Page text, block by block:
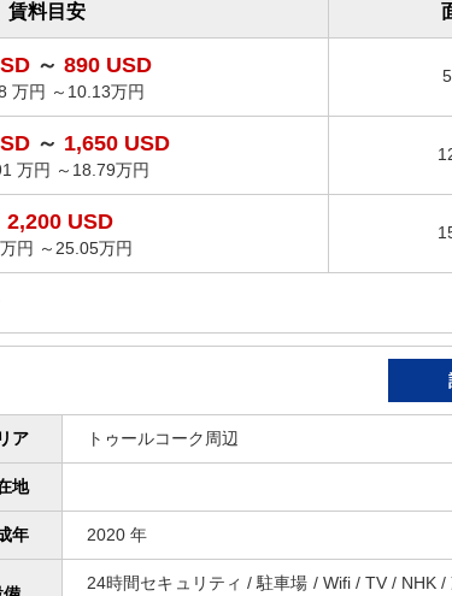
賃料目安
～ 890 USD
万円 ～10.13万円
～ 1,650 USD
万円 ～18.79万円
2,200 USD
円 ～25.05万円
ア トゥールコーク周辺
地
年 2020 年
24時間セキュリティ / 駐車場 / Wifi / TV / NHK /